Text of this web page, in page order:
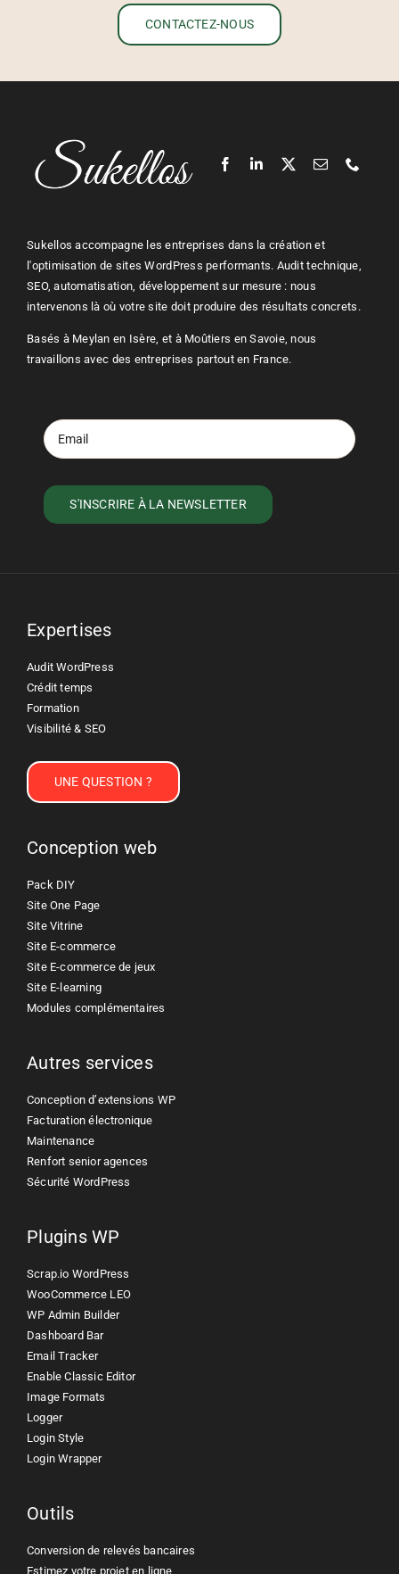
CONTACTEZ-NOUS
Sukellos accompagne les entreprises dans la création et
l'optimisation de sites WordPress performants. Audit technique,
SEO, automatisation, développement sur mesure : nous
intervenons là où votre site doit produire des résultats concrets.
Basés à Meylan en Isère, et à Moûtiers en Savoie, nous
travaillons avec des entreprises partout en France.
Expertises
Audit WordPress
Crédit temps
Formation
Visibilité & SEO
UNE QUESTION ?
Conception web
Pack DIY
Site One Page
Site Vitrine
Site E-commerce
Site E-commerce de jeux
Site E-learning
Modules complémentaires
Autres services
Conception d’extensions WP
Facturation électronique
Maintenance
Renfort senior agences
Sécurité WordPress
Plugins WP
Scrap.io WordPress
WooCommerce LEO
WP Admin Builder
Dashboard Bar
Email Tracker
Enable Classic Editor
Image Formats
Logger
Login Style
Login Wrapper
Outils
Conversion de relevés bancaires
Estimez votre projet en ligne